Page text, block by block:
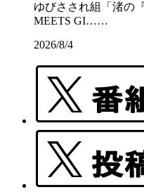
ゆびさされ組「渚の
MEETS GI……
2026/8/4